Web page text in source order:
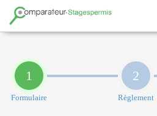
1
Formulaire
2
Règlement